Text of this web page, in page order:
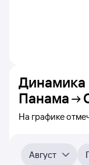
Динамика
Панама
На графике
на ближайшие
перейдите по
Август